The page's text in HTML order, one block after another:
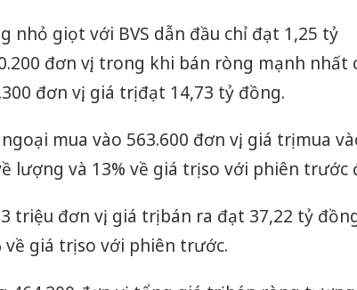
nhỏ giọt với BVS dẫn đầu chỉ đạt 1,25 tỷ
đơn vị; trong khi bán ròng mạnh nhất
đơn vị, giá trị đạt 14,73 tỷ đồng.
mua vào 563.600 đơn vị, giá trị mua
lượng và 13% về giá trị so với phiên trước
triệu đơn vị, giá trị bán ra đạt 37,22 tỷ
giá trị so với phiên trước.